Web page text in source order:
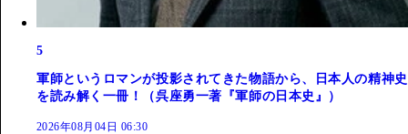
5
軍師というロマンが投影されてきた物語から、日本人の精神史
を読み解く一冊！（呉座勇一著『軍師の日本史』）
2026年08月04日 06:30